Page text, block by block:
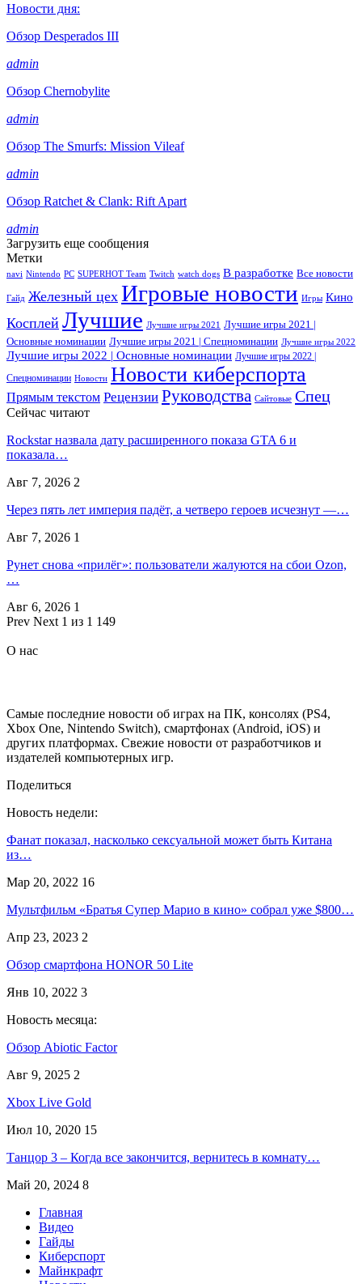
Новости дня:
Обзор Desperados III
admin
Обзор Chernobylite
admin
Обзор The Smurfs: Mission Vileaf
admin
Обзор Ratchet & Clank: Rift Apart
admin
Загрузить еще сообщения
Метки
navi Nintendo PC SUPERHOT Team Twitch watch dogs В разработке Все новости
Гайд Железный цех Игровые новости Игры Кино
Косплей Лучшие Лучшие игры 2021
Лучшие игры 2021 |
Основные номинации Лучшие игры 2021 | Спецноминации Лучшие игры 2022
Лучшие игры 2022 | Основные номинации Лучшие игры 2022 |
Спецноминации Новости Новости киберспорта
Прямым текстом Рецензии Руководства Сайтовые Спец
Сейчас читают
Rockstar назвала дату расширенного показа GTA 6 и
показала…
Авг 7, 2026 2
Через пять лет империя падёт, а четверо героев исчезнут —…
Авг 7, 2026 1
Рунет снова «прилёг»: пользователи жалуются на сбои Ozon,
…
Авг 6, 2026 1
Prev Next 1 из 1 149
О нас
Самые последние новости об играх на ПК, консолях (PS4,
Xbox One, Nintendo Switch), смартфонах (Android, iOS) и
других платформах. Свежие новости от разработчиков и
издателей компьютерных игр.
Поделиться
Новость недели:
Фанат показал, насколько сексуальной может быть Китана
из…
Мар 20, 2022 16
Мультфильм «Братья Супер Марио в кино» собрал уже $800…
Апр 23, 2023 2
Обзор смартфона HONOR 50 Lite
Янв 10, 2022 3
Новость месяца:
Обзор Abiotic Factor
Авг 9, 2025 2
Xbox Live Gold
Июл 10, 2020 15
Танцор 3 – Когда все закончится, вернитесь в комнату…
Май 20, 2024 8
Главная
Видео
Гайды
Киберспорт
Майнкрафт